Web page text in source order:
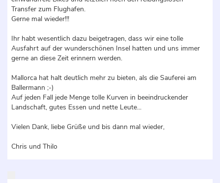
Transfer zum Flughafen.
Gerne mal wieder!!!
Ihr habt wesentlich dazu beigetragen, dass wir eine tolle
Ausfahrt auf der wunderschönen Insel hatten und uns immer
gerne an diese Zeit erinnern werden.
Mallorca hat halt deutlich mehr zu bieten, als die Sauferei am
Ballermann ;-)
Auf jeden Fall jede Menge tolle Kurven in beeindruckender
Landschaft, gutes Essen und nette Leute...
Vielen Dank, liebe Grüße und bis dann mal wieder,
Chris und Thilo